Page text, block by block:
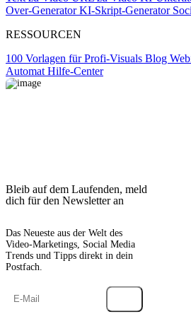
Over-GeneratorKI-Skript-Generator
RESSOURCEN
100 Vorlagen für Profi-Visuals Blog
Automat Hilfe-Center
Bleib auf dem Laufenden, meld
dich für den Newsletter an
Das Neueste aus der Welt des
Video-Marketings, Social Media
Trends und Tipps direkt in dein
Postfach.